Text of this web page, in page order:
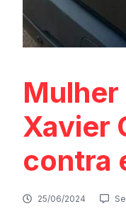
Xavier
contra
25/06/2024